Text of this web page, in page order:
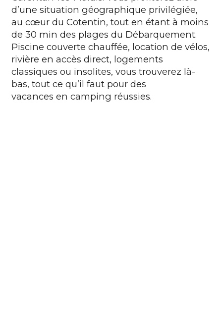
d’une situation géographique privilégiée,
au cœur du Cotentin, tout en étant à moins
de 30 min des plages du Débarquement.
Piscine couverte chauffée, location de vélos,
rivière en accès direct, logements
classiques ou insolites, vous trouverez là-
bas, tout ce qu’il faut pour des
vacances en camping réussies.